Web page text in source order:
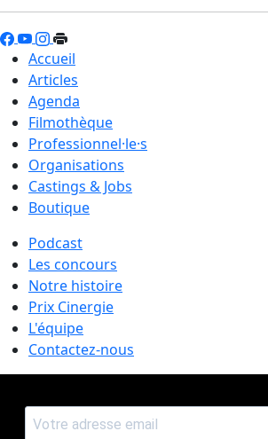
Accueil
Articles
Agenda
Filmothèque
Professionnel·le·s
Organisations
Castings & Jobs
Boutique
Podcast
Les concours
Notre histoire
Prix Cinergie
L'équipe
Contactez-nous